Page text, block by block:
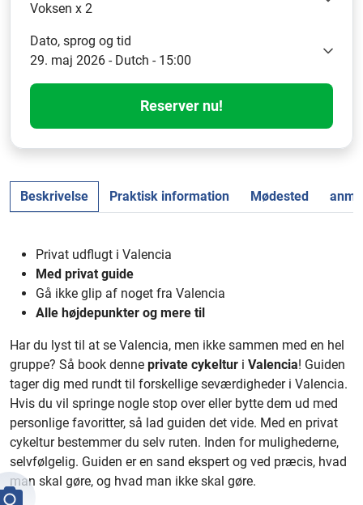
Voksen x 2
Dato, sprog og tid
29. maj 2026 - Dutch - 15:00
Reserver nu!
Beskrivelse Praktisk information Mødested
Privat udflugt i Valencia
Med privat guide
Gå ikke glip af noget fra Valencia
Alle højdepunkter og mere til
Har du lyst til at se Valencia, men ikke sammen med en hel
gruppe? Så book denne private cykeltur i Valencia! Guiden
tager dig med rundt til forskellige seværdigheder i Valencia.
Hvis du vil springe nogle stop over eller bytte dem ud med
personlige favoritter, så lad guiden det vide. Med en privat
cykeltur bestemmer du selv ruten. Inden for mulighederne,
selvfølgelig. Guiden er en sand ekspert og ved præcis, hvad
man skal gøre, og hvad man ikke skal gøre.